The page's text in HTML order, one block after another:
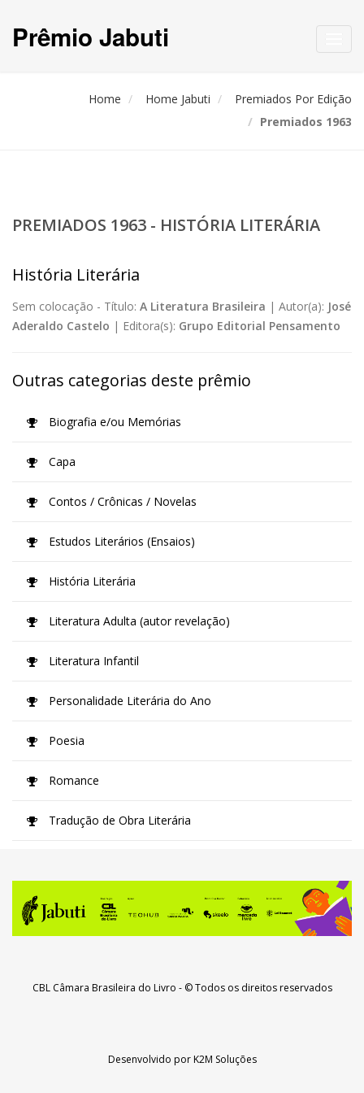
Prêmio Jabuti
Home Home Jabuti
Premiados Por Edição
Premiados 1963
PREMIADOS 1963 - HISTÓRIA LITERÁRIA
História Literária
Sem colocação - Título: A Literatura Brasileira | Autor(a): José
Aderaldo Castelo | Editora(s): Grupo Editorial Pensamento
Outras categorias deste prêmio
Biografia e/ou Memórias
Capa
Contos / Crônicas / Novelas
Estudos Literários (Ensaios)
História Literária
Literatura Adulta (autor revelação)
Literatura Infantil
Personalidade Literária do Ano
Poesia
Romance
Tradução de Obra Literária
CBL Câmara Brasileira do Livro - © Todos os direitos reservados
Desenvolvido porK2M Soluções